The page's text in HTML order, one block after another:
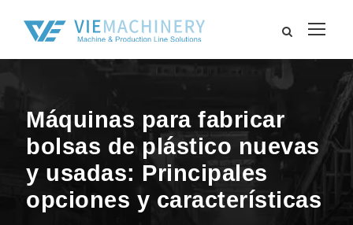
Máquinas para fabricar
bolsas de plástico nuevas
y usadas: Principales
opciones y características